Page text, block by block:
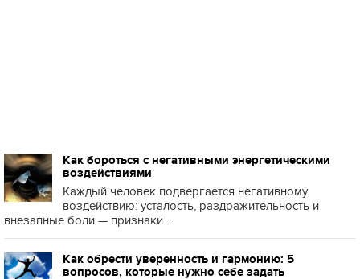
Как бороться с негативными энергетическими
воздействиями
Каждый человек подвергается негативному
воздействию: усталость, раздражительность и
внезапные боли — признаки ...
Как обрести уверенность и гармонию: 5
вопросов, которые нужно себе задать